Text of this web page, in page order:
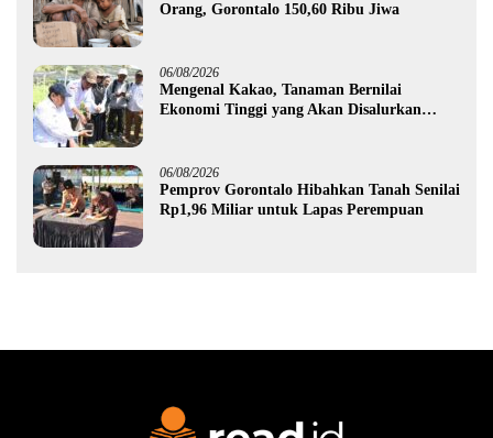
Orang, Gorontalo 150,60 Ribu Jiwa
06/08/2026
Mengenal Kakao, Tanaman Bernilai
Ekonomi Tinggi yang Akan Disalurkan
06/08/2026
Pemprov Gorontalo Hibahkan Tanah Senilai
Rp1,96 Miliar untuk Lapas Perempuan